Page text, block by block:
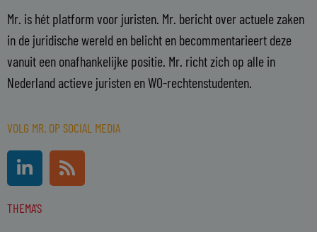
Mr. is hét platform voor juristen. Mr. bericht over actuele zaken
in de juridische wereld en belicht en becommentarieert deze
vanuit een onafhankelijke positie. Mr. richt zich op alle in
Nederland actieve juristen en WO-rechtenstudenten.
VOLG MR. OP SOCIAL MEDIA
L
i
n
k
R
s
s
THEMA'S